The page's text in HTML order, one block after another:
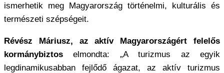
ismerhetik meg Magyarország történelmi, kulturális és
természeti szépségeit.
Révész Máriusz, az aktív Magyarországért felelős
kormánybiztos elmondta: „A turizmus az egyik
legdinamikusabban fejlődő ágazat, az aktív turizmus